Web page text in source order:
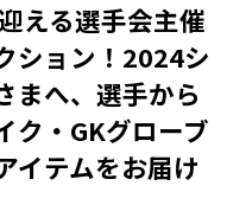
える選手会主催
ション！2024シ
まへ、選手から
ク・GKグローブ
イテムをお届け